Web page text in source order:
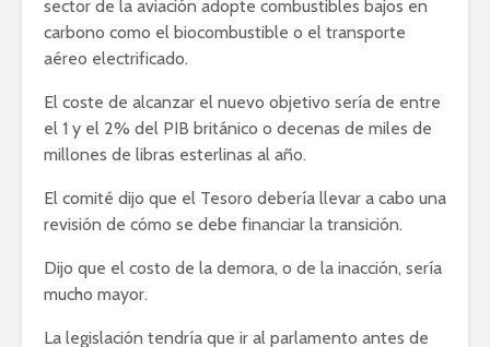
sector de la aviación adopte combustibles bajos en
carbono como el biocombustible o el transporte
aéreo electrificado.
El coste de alcanzar el nuevo objetivo sería de entre
el 1 y el 2% del PIB británico o decenas de miles de
millones de libras esterlinas al año.
El comité dijo que el Tesoro debería llevar a cabo una
revisión de cómo se debe financiar la transición.
Dijo que el costo de la demora, o de la inacción, sería
mucho mayor.
La legislación tendría que ir al parlamento antes de